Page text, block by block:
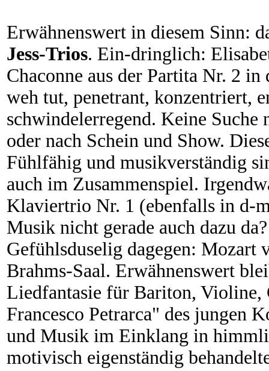
Erwähnenswert in diesem Sinn:
Jess-Trios. Ein-dringlich:
Chaconne aus der Partita Nr. 2
weh tut, penetrant, konzentriert,
schwindelerregend. Keine
oder nach Schein und Show.
Fühlfähig und musikverständig
auch im Zusammenspiel.
Klaviertrio Nr. 1 (ebenfalls in d-
Musik nicht gerade auch dazu da?
Gefühlsduselig dagegen: Mozart
Brahms-Saal. Erwähnenswert
Liedfantasie für Bariton, Violine,
Francesco Petrarca" des jungen
und Musik im Einklang in
motivisch eigenständig